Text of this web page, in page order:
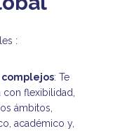
:
: Te
con flexibilidad,
ámbitos,
académico y,